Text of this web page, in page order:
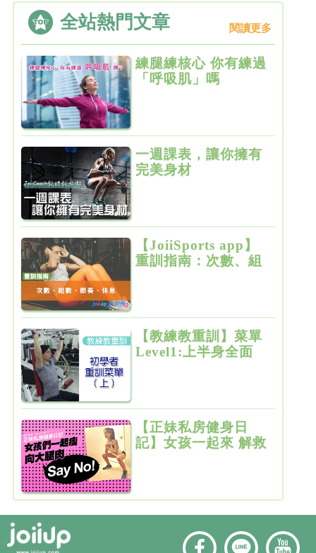
全站熱門文章 閱讀更多
練腿練核心 你有練過
「呼吸肌」嗎
一週課表，讓你擁有
完美身材
【JoiiSports app】
重訓指南：次數、組
【教練教重訓】菜單
Level1:上半身全面
【正妹私房健身日
記】女孩一起來 解救